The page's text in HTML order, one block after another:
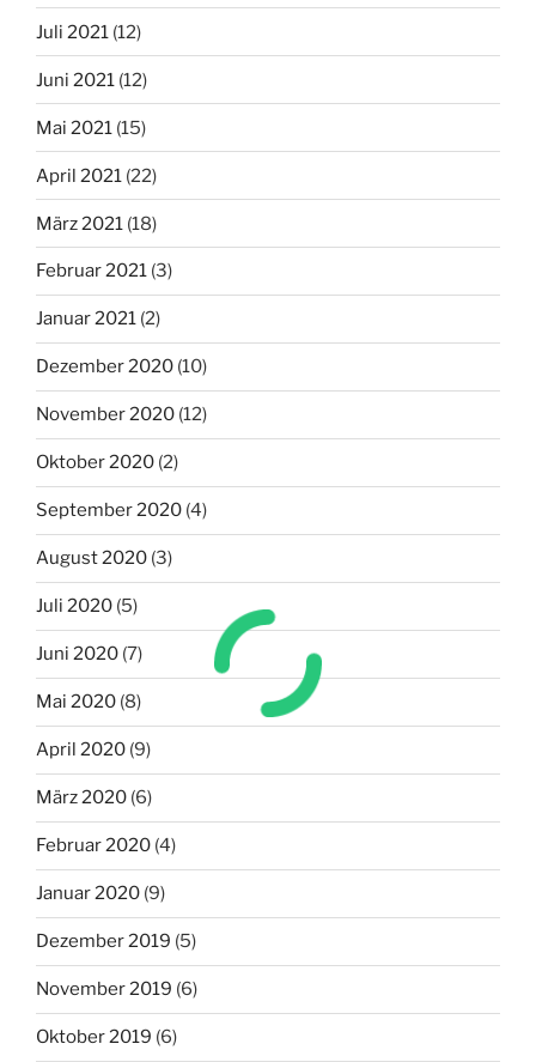
Juli 2021 (12)
Juni 2021 (12)
Mai 2021 (15)
April 2021 (22)
März 2021 (18)
Februar 2021 (3)
Januar 2021 (2)
Dezember 2020 (10)
November 2020 (12)
Oktober 2020 (2)
September 2020 (4)
August 2020 (3)
Juli 2020 (5)
Juni 2020 (7)
Mai 2020 (8)
April 2020 (9)
März 2020 (6)
Februar 2020 (4)
Januar 2020 (9)
Dezember 2019 (5)
November 2019 (6)
Oktober 2019 (6)